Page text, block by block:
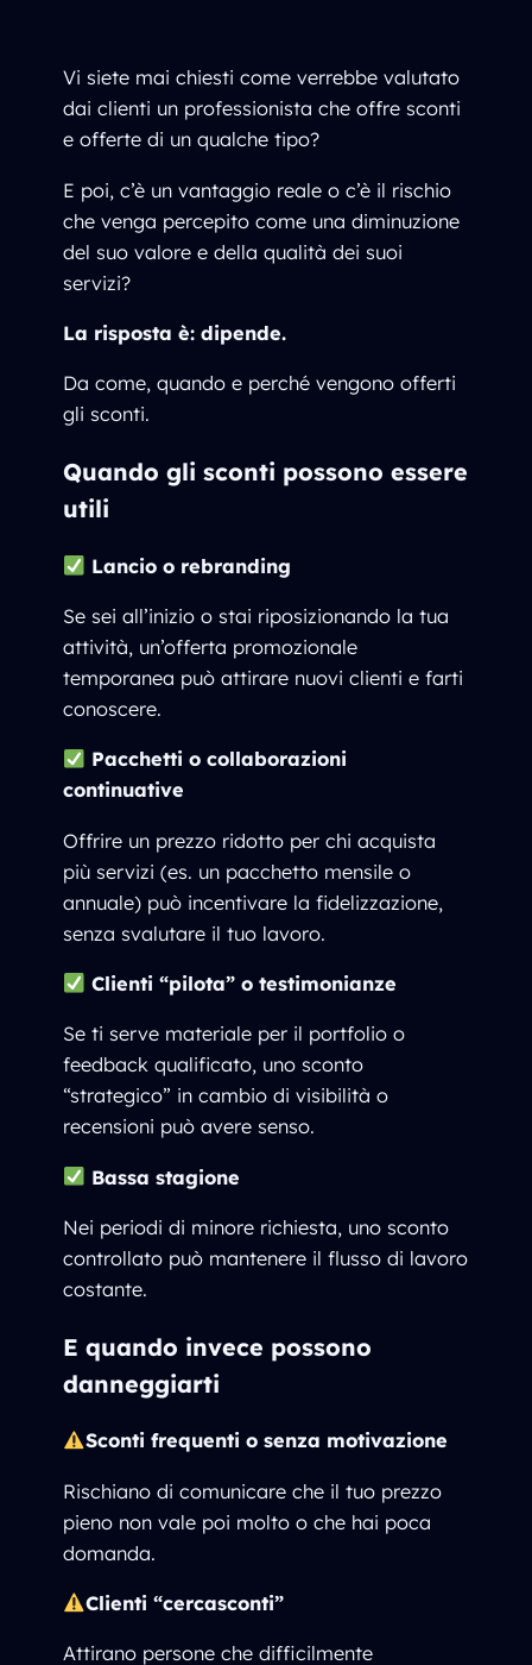
Vi siete mai chiesti come verrebbe valutato
dai clienti un professionista che offre sconti
e offerte di un qualche tipo?
E poi, c’è un vantaggio reale o c’è il rischio
che venga percepito come una diminuzione
del suo valore e della qualità dei suoi
servizi?
La risposta è: dipende.
Da come, quando e perché vengono offerti
gli sconti.
Quando gli sconti possono essere
utili
Lancio o rebranding
Se sei all’inizio o stai riposizionando la tua
attività, un’offerta promozionale
temporanea può attirare nuovi clienti e farti
conoscere.
Pacchetti o collaborazioni
continuative
Offrire un prezzo ridotto per chi acquista
più servizi (es. un pacchetto mensile o
annuale) può incentivare la fidelizzazione,
senza svalutare il tuo lavoro.
Clienti “pilota” o testimonianze
Se ti serve materiale per il portfolio o
feedback qualificato, uno sconto
“strategico” in cambio di visibilità o
recensioni può avere senso.
Bassa stagione
Nei periodi di minore richiesta, uno sconto
controllato può mantenere il flusso di lavoro
costante.
E quando invece possono
danneggiarti
Sconti frequenti o senza motivazione
Rischiano di comunicare che il tuo prezzo
pieno non vale poi molto o che hai poca
domanda.
Clienti “cercasconti”
Attirano persone che difficilmente